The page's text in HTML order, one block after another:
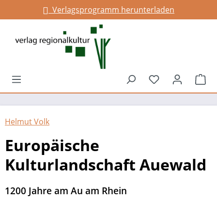
springenVerlagsprogramm herunterladen
Du hast 0
Helmut Volk
Europäische
Kulturlandschaft Auewald
1200 Jahre am Au am Rhein